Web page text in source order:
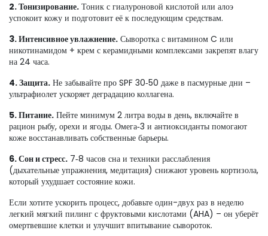
2. Тонизирование. Тоник с гиалуроновой кислотой или алоэ
успокоит кожу и подготовит её к последующим средствам.
3. Интенсивное увлажнение. Сыворотка с витамином C или
никотинамидом + крем с керамидными комплексами закрепят влагу
на 24 часа.
4. Защита. Не забывайте про SPF 30‑50 даже в пасмурные дни –
ультрафиолет ускоряет деградацию коллагена.
5. Питание. Пейте минимум 2 литра воды в день, включайте в
рацион рыбу, орехи и ягоды. Омега‑3 и антиоксиданты помогают
коже восстанавливать собственные барьеры.
6. Сон и стресс. 7‑8 часов сна и техники расслабления
(дыхательные упражнения, медитация) снижают уровень кортизола,
который ухудшает состояние кожи.
Если хотите ускорить процесс, добавьте один-двух раз в неделю
легкий мягкий пилинг с фруктовыми кислотами (AHA) – он уберёт
омертвевшие клетки и улучшит впитывание сывороток.